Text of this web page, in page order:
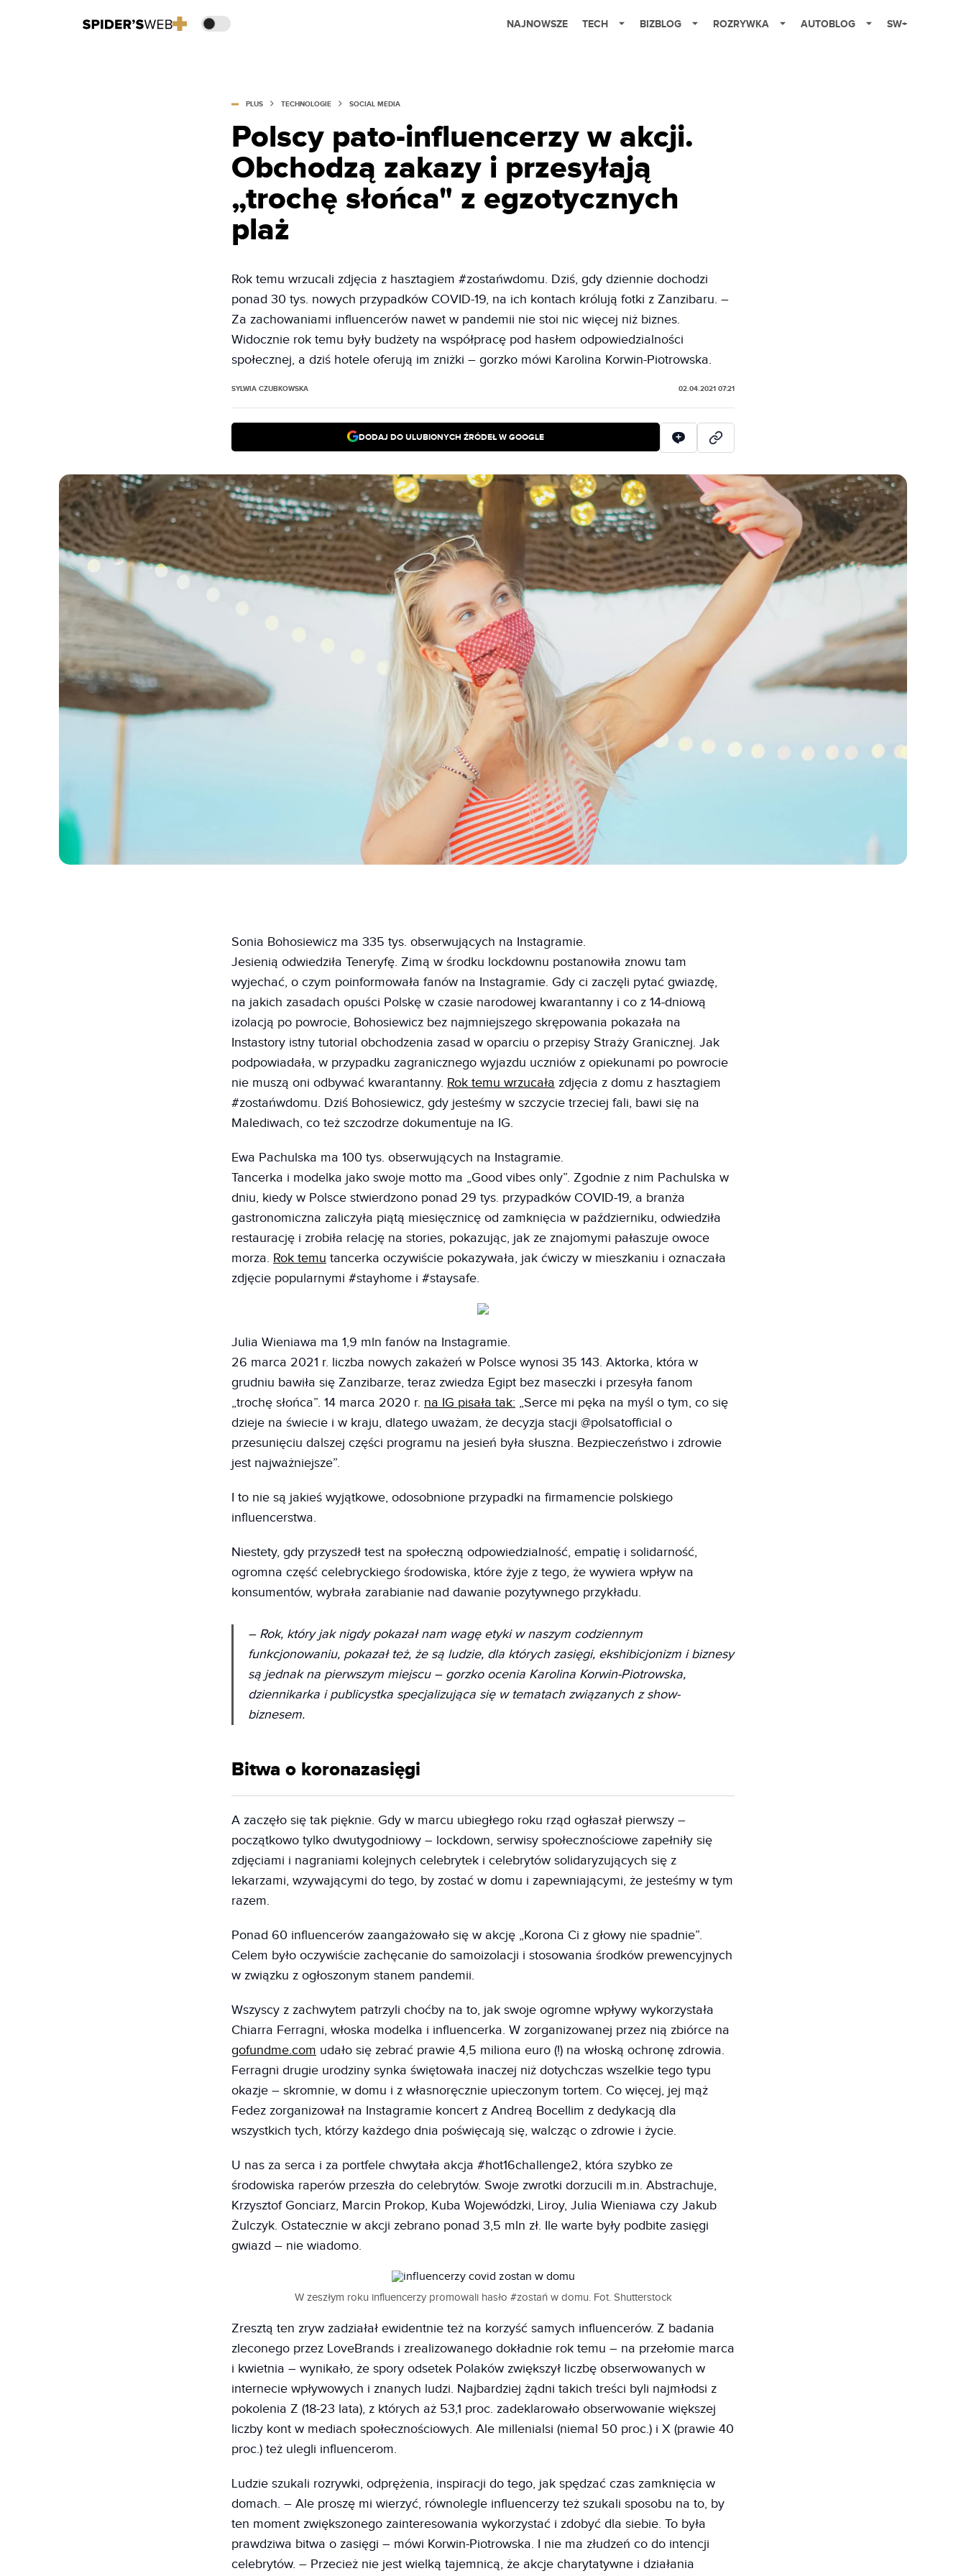
NAJNOWSZE TECH BIZBLOG ROZRYWKA AUTOBLOG SW+
PLUS TECHNOLOGIE SOCIAL MEDIA
Polscy pato-influencerzy w akcji.
Obchodzą zakazy i przesyłają
„trochę słońca" z egzotycznych
plaż
Rok temu wrzucali zdjęcia z hasztagiem #zostańwdomu. Dziś, gdy dziennie dochodzi
ponad 30 tys. nowych przypadków COVID-19, na ich kontach królują fotki z Zanzibaru. –
Za zachowaniami influencerów nawet w pandemii nie stoi nic więcej niż biznes.
Widocznie rok temu były budżety na współpracę pod hasłem odpowiedzialności
społecznej, a dziś hotele oferują im zniżki – gorzko mówi Karolina Korwin-Piotrowska.
SYLWIA CZUBKOWSKA 02.04.2021 07:21
DODAJ DO ULUBIONYCH ŹRÓDEŁ W GOOGLE
Sonia Bohosiewicz ma 335 tys. obserwujących na Instagramie.
Jesienią odwiedziła Teneryfę. Zimą w środku lockdownu postanowiła znowu tam
wyjechać, o czym poinformowała fanów na Instagramie. Gdy ci zaczęli pytać gwiazdę,
na jakich zasadach opuści Polskę w czasie narodowej kwarantanny i co z 14-dniową
izolacją po powrocie, Bohosiewicz bez najmniejszego skrępowania pokazała na
Instastory istny tutorial obchodzenia zasad w oparciu o przepisy Straży Granicznej. Jak
podpowiadała, w przypadku zagranicznego wyjazdu uczniów z opiekunami po powrocie
nie muszą oni odbywać kwarantanny. Rok temu wrzucała zdjęcia z domu z hasztagiem
#zostańwdomu. Dziś Bohosiewicz, gdy jesteśmy w szczycie trzeciej fali, bawi się na
Malediwach, co też szczodrze dokumentuje na IG.
Ewa Pachulska ma 100 tys. obserwujących na Instagramie.
Tancerka i modelka jako swoje motto ma „Good vibes only”. Zgodnie z nim Pachulska w
dniu, kiedy w Polsce stwierdzono ponad 29 tys. przypadków COVID-19, a branża
gastronomiczna zaliczyła piątą miesięcznicę od zamknięcia w październiku, odwiedziła
restaurację i zrobiła relację na stories, pokazując, jak ze znajomymi pałaszuje owoce
morza. Rok temu tancerka oczywiście pokazywała, jak ćwiczy w mieszkaniu i oznaczała
zdjęcie popularnymi #stayhome i #staysafe.
Julia Wieniawa ma 1,9 mln fanów na Instagramie.
26 marca 2021 r. liczba nowych zakażeń w Polsce wynosi 35 143. Aktorka, która w
grudniu bawiła się Zanzibarze, teraz zwiedza Egipt bez maseczki i przesyła fanom
„trochę słońca”. 14 marca 2020 r. na IG pisała tak: „Serce mi pęka na myśl o tym, co się
dzieje na świecie i w kraju, dlatego uważam, że decyzja stacji @polsatofficial o
przesunięciu dalszej części programu na jesień była słuszna. Bezpieczeństwo i zdrowie
jest najważniejsze”.
I to nie są jakieś wyjątkowe, odosobnione przypadki na firmamencie polskiego
influencerstwa.
Niestety, gdy przyszedł test na społeczną odpowiedzialność, empatię i solidarność,
ogromna część celebryckiego środowiska, które żyje z tego, że wywiera wpływ na
konsumentów, wybrała zarabianie nad dawanie pozytywnego przykładu.
– Rok, który jak nigdy pokazał nam wagę etyki w naszym codziennym
funkcjonowaniu, pokazał też, że są ludzie, dla których zasięgi, ekshibicjonizm i biznesy
są jednak na pierwszym miejscu – gorzko ocenia Karolina Korwin-Piotrowska,
dziennikarka i publicystka specjalizująca się w tematach związanych z show-
biznesem.
Bitwa o koronazasięgi
A zaczęło się tak pięknie. Gdy w marcu ubiegłego roku rząd ogłaszał pierwszy –
początkowo tylko dwutygodniowy – lockdown, serwisy społecznościowe zapełniły się
zdjęciami i nagraniami kolejnych celebrytek i celebrytów solidaryzujących się z
lekarzami, wzywającymi do tego, by zostać w domu i zapewniającymi, że jesteśmy w tym
razem.
Ponad 60 influencerów zaangażowało się w akcję „Korona Ci z głowy nie spadnie”.
Celem było oczywiście zachęcanie do samoizolacji i stosowania środków prewencyjnych
w związku z ogłoszonym stanem pandemii.
Wszyscy z zachwytem patrzyli choćby na to, jak swoje ogromne wpływy wykorzystała
Chiarra Ferragni, włoska modelka i influencerka. W zorganizowanej przez nią zbiórce na
gofundme.com udało się zebrać prawie 4,5 miliona euro (!) na włoską ochronę zdrowia.
Ferragni drugie urodziny synka świętowała inaczej niż dotychczas wszelkie tego typu
okazje – skromnie, w domu i z własnoręcznie upieczonym tortem. Co więcej, jej mąż
Fedez zorganizował na Instagramie koncert z Andreą Bocellim z dedykacją dla
wszystkich tych, którzy każdego dnia poświęcają się, walcząc o zdrowie i życie.
U nas za serca i za portfele chwytała akcja #hot16challenge2, która szybko ze
środowiska raperów przeszła do celebrytów. Swoje zwrotki dorzucili m.in. Abstrachuje,
Krzysztof Gonciarz, Marcin Prokop, Kuba Wojewódzki, Liroy, Julia Wieniawa czy Jakub
Żulczyk. Ostatecznie w akcji zebrano ponad 3,5 mln zł. Ile warte były podbite zasięgi
gwiazd – nie wiadomo.
W zeszłym roku influencerzy promowali hasło #zostań w domu. Fot. Shutterstock
Zresztą ten zryw zadziałał ewidentnie też na korzyść samych influencerów. Z badania
zleconego przez LoveBrands i zrealizowanego dokładnie rok temu – na przełomie marca
i kwietnia – wynikało, że spory odsetek Polaków zwiększył liczbę obserwowanych w
internecie wpływowych i znanych ludzi. Najbardziej żądni takich treści byli najmłodsi z
pokolenia Z (18-23 lata), z których aż 53,1 proc. zadeklarowało obserwowanie większej
liczby kont w mediach społecznościowych. Ale millenialsi (niemal 50 proc.) i X (prawie 40
proc.) też ulegli influencerom.
Ludzie szukali rozrywki, odprężenia, inspiracji do tego, jak spędzać czas zamknięcia w
domach. – Ale proszę mi wierzyć, równolegle influencerzy też szukali sposobu na to, by
ten moment zwiększonego zainteresowania wykorzystać i zdobyć dla siebie. To była
prawdziwa bitwa o zasięgi – mówi Korwin-Piotrowska. I nie ma złudzeń co do intencji
celebrytów. – Przecież nie jest wielką tajemnicą, że akcje charytatywne i działania